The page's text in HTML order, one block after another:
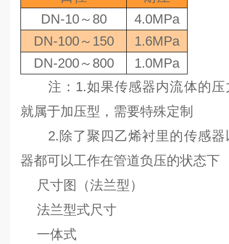
DN-10～ 80
4.0MPa
DN-100～ 150
1.6MPa
DN-200～ 800
1.0MPa
注： 1.如果传感器内流体的
就属于加压型，需要特殊定制
2. 除了聚四乙烯衬里的传感
器都可以工作在管道负压的状态下
尺寸图（法兰型）
法兰型式尺寸
一体式